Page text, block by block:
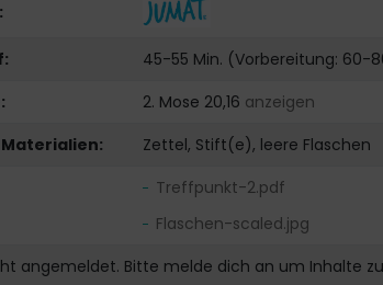
45-55 Min. (Vorbereitung: 60-
2. Mose 20,16 anzeigen
Zettel, Stift(e), leere Flaschen
Treffpunkt-2.pdf
Flaschen-scaled.jpg
angemeldet. Bitte melde dich an um Inhalte